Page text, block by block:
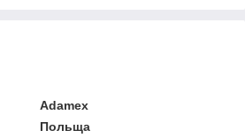
Adamex
Польща